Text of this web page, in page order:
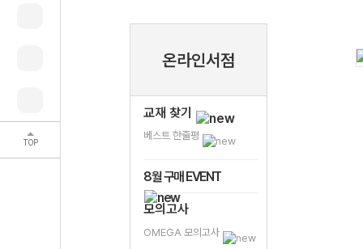
TOP
온라인서점
교재 찾기
베스트 한줄평
8월 구매 EVENT
모의고사
OMEGA 모의고사